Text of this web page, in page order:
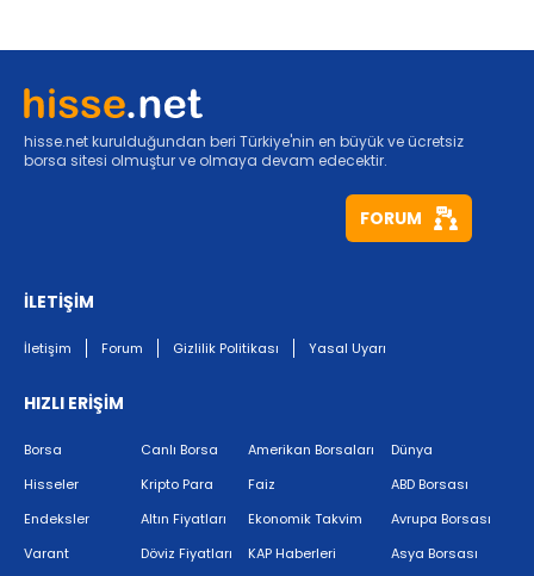
hisse.net kurulduğundan beri Türkiye'nin en büyük ve ücretsiz
borsa sitesi olmuştur ve olmaya devam edecektir.
FORUM
İLETİŞİM
İletişim Forum Gizlilik Politikası Yasal Uyarı
HIZLI ERİŞİM
Borsa
Hisseler
Endeksler
Varant
Canlı Borsa
Kripto Para
Altın Fiyatları
Döviz Fiyatları
Amerikan Borsaları
Faiz
Ekonomik Takvim
KAP Haberleri
Dünya
ABD Borsası
Avrupa Borsası
Asya Borsası